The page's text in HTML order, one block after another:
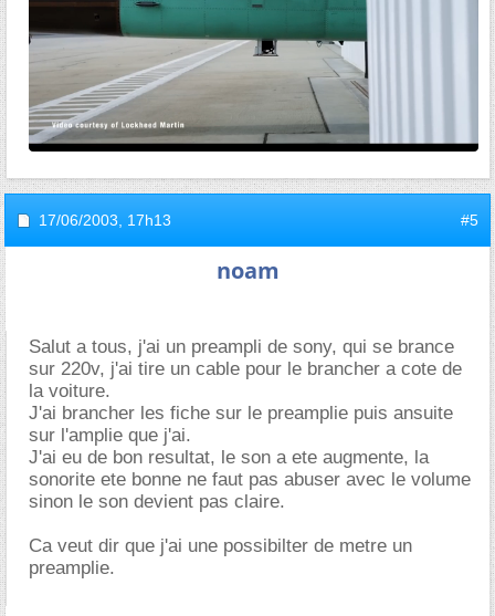
17/06/2003, 17h13 #5
noam
Salut a tous, j'ai un preampli de sony, qui se brance
sur 220v, j'ai tire un cable pour le brancher a cote de
la voiture.
J'ai brancher les fiche sur le preamplie puis ansuite
sur l'amplie que j'ai.
J'ai eu de bon resultat, le son a ete augmente, la
sonorite ete bonne ne faut pas abuser avec le volume
sinon le son devient pas claire.
Ca veut dir que j'ai une possibilter de metre un
preamplie.